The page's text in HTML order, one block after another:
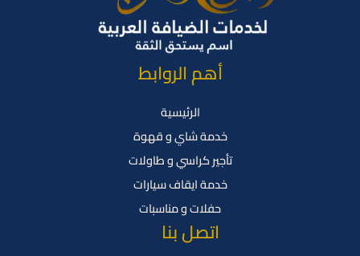
أهم الروابط
الرئيسية
خدمة شاي و قهوة
تأجير كراسي و طاولات
خدمة ايقاف سيارات
حفلات و مناسبات
اتصل بنا